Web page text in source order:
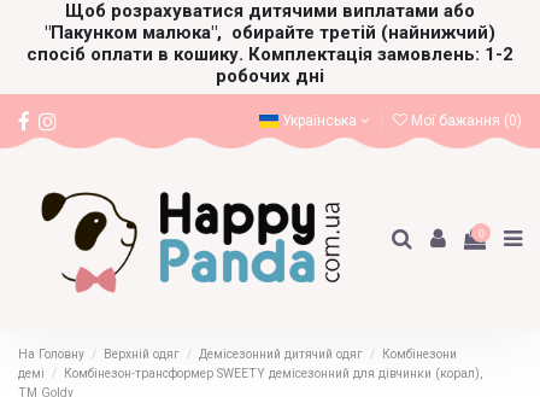
Щоб розрахуватися дитячими виплатами або
"Пакунком малюка", обирайте третій (найнижчий)
спосіб оплати в кошику. Комплектація замовлень: 1-2
робочих дні
Українська Мої бажання (0)
0
На Головну Верхній одяг Демісезонний дитячий одяг
Комбінезони
демі
Комбінезон-трансформер SWEETY демісезонний для дівчинки (корал),
ТМ Goldy